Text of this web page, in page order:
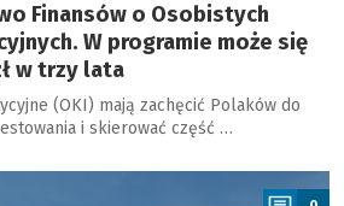
Finansów o Osobistych
W programie może się
w trzy lata
(OKI) mają zachęcić Polaków do
i skierować część …